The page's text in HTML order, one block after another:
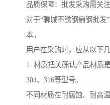
品质保障：批发采购需关
对于“聊城不锈钢扁钢批发
本。
用户在采购时，应从以下
1. 材质把关确认产品材质
304、316等型号。
不同材质在耐腐蚀、耐高